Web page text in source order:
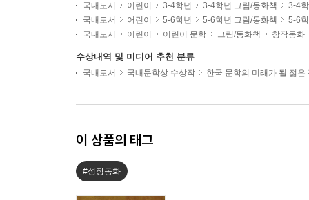
국내도서 어린이 3-4학년 3-4학년 그림/동화책
3-4
국내도서
어린이 5-6학년 5-6학년 그림/동화책
5-6
국내도서
어린이 어린이 문학 그림/동화책 창작동화
수상내역 및 미디어 추천 분류
국내도서 국내문학상 수상작 한국 문학의 미래가 될 젊은
이 상품의 태그
#성장동화